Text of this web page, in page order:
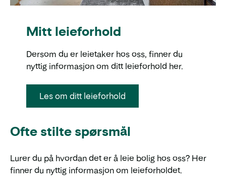
Mitt leieforhold
Dersom du er leietaker hos oss, finner du
nyttig informasjon om ditt leieforhold her.
Les om ditt leieforhold
Ofte stilte spørsmål
Lurer du på hvordan det er å leie bolig hos oss? Her
finner du nyttig informasjon om leieforholdet.